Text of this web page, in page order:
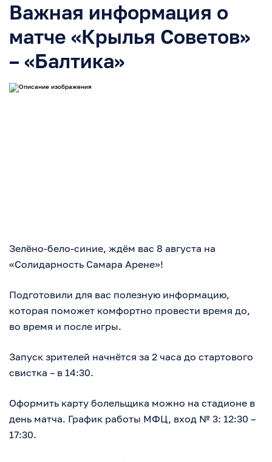
Важная информация о
матче «Крылья Советов»
– «Балтика»
Зелёно-бело-синие, ждём вас 8 августа на
«Солидарность Самара Арене»!
Подготовили для вас полезную информацию,
которая поможет комфортно провести время до,
во время и после игры.
Запуск зрителей начнётся за 2 часа до стартового
свистка – в 14:30.
Оформить карту болельщика можно на стадионе в
день матча. График работы МФЦ, вход № 3: 12:30 –
17:30.